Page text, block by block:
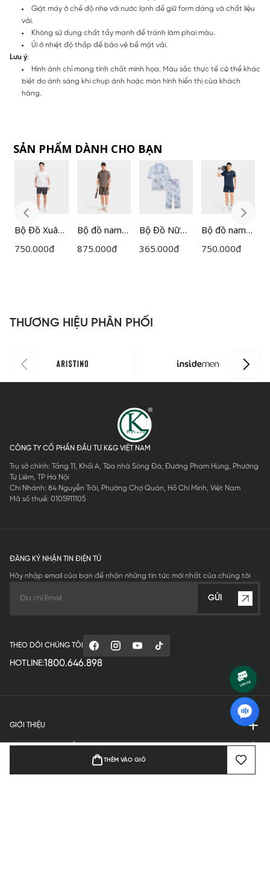
THÊM VÀO GIỎ
Giặt máy ở chế độ nhẹ với nước lạnh để giữ form dáng và chất liệu
vải.
Không sử dụng chất tẩy mạnh để tránh làm phai màu.
Ủi ở nhiệt độ thấp để bảo vệ bề mặt vải.
Lưu ý:
Hình ảnh chỉ mang tính chất minh họa. Màu sắc thực tế có thể khác
biệt do ánh sáng khi chụp ảnh hoặc màn hình hiển thị của khách
hàng.
SẢN PHẨM DÀNH CHO BẠN
Bộ Đồ Xuân
Hè
0
750.000đ
Bộ đồ nam
Insidemen
875.000đ
Bộ Đồ Nữ
Lamode
365.000đ
Bộ đồ nam
vải Mesh
750.000đ
THƯƠNG HIỆU PHÂN PHỐI
CÔNG TY CỔ PHẦN ĐẦU TƯ K&G VIỆT NAM
Trụ sở chính: Tầng 11, Khối A, Tòa nhà Sông Đà, Đường Phạm Hùng, Phường
Từ Liêm, TP Hà Nội
Chi Nhánh: 84 Nguyễn Trãi, Phường Chợ Quán, Hồ Chí Minh, Việt Nam
Mã số thuế: 0105911105
ĐĂNG KÝ NHẬN TIN ĐIỆN TỬ
Hãy nhập email của bạn để nhận những tin tức mới nhất của chúng tôi
GỬI
THEO DÕI CHÚNG TÔI
HOTLINE:1800.646.898
GIỚI THIỆU
QUY ĐỊNH HOẠT ĐỘNG